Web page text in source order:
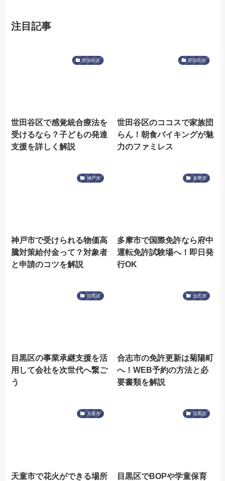
注目記事
世田谷区
世田谷区で感覚統合療法を
受けるなら？子どもの発達
支援を詳しく解説
世田谷区
世田谷区のココスで家族団
らん！朝食バイキングが魅
力のファミレス
神戸市
神戸市で受けられる物価高
騰対策給付金って？対象者
と申請のコツを解説
多摩市
多摩市で国際免許なら府中
運転免許試験場へ！即日発
行OK
目黒区
目黒区の事業承継支援を活
用して会社を次世代へ繋ご
う
合志市
合志市の免許更新は菊陽町
へ！WEB予約の方法と必
要書類を解説
天童市
天童市で花火ができる場所
目黒区
目黒区でBOPや学童保育